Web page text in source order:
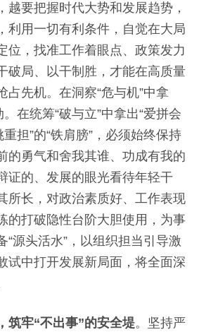
越要把握时代大势和发展趋势，
利用一切有利条件，自觉在大局
位，找准工作着眼点、政策发力
破局、以干制胜，才能在高质量
占先机。在洞察“危与机”中拿
在统筹“破与立”中拿出“爱拼会
重担”的“铁肩膀”，必须始终保持
的勇气和舍我其谁、功成有我的
证的、发展的眼光看待年轻干
所长，对政治素质好、工作表现
的打破隐性台阶大胆使用，为事
“源头活水”，以组织担当引导激
试中打开发展新局面，将全面深
筑牢“不出事”的安全堤。 坚持严